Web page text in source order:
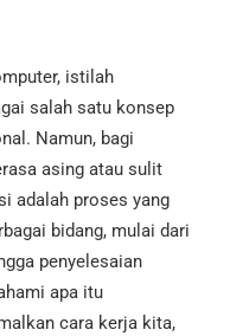
istilah
salah satu konsep
Namun, bagi
asing atau sulit
adalah proses yang
bidang, mulai dari
penyelesaian
apa itu
cara kerja kita,